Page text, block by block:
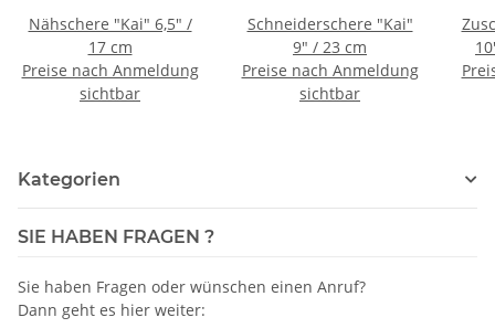
Nähschere "Kai" 6,5" /
17 cm
Preise nach Anmeldung
sichtbar
Schneiderschere "Kai"
9" / 23 cm
Preise nach Anmeldung
sichtbar
Kategorien
SIE HABEN FRAGEN ?
Sie haben Fragen oder wünschen einen Anruf?
Dann geht es hier weiter: